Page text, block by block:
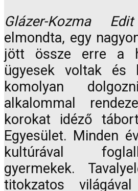
Glázer-Kozma Edit
elmondta, egy
jött össze erre a
ügyesek voltak és
komolyan
alkalommal
korokat idéző
Egyesület. Minden
kultúrával
gyermekek.
titokzatos